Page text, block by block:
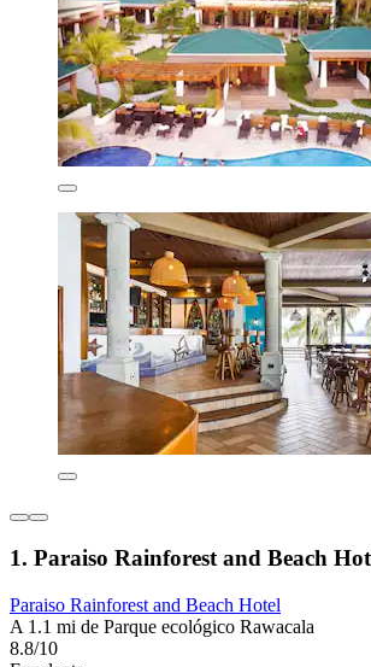
1. Paraiso Rainforest and Beach
Paraiso Rainforest and Beach Hotel
A 1.1 mi de Parque ecológico Rawacala
8.8/10